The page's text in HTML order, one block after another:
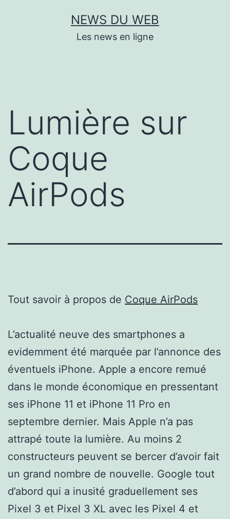
NEWS DU WEB
Les news en ligne
Lumière sur
Coque
AirPods
Tout savoir à propos de Coque AirPods
L’actualité neuve des smartphones a
evidemment été marquée par l’annonce des
éventuels iPhone. Apple a encore remué
dans le monde économique en pressentant
ses iPhone 11 et iPhone 11 Pro en
septembre dernier. Mais Apple n’a pas
attrapé toute la lumière. Au moins 2
constructeurs peuvent se bercer d’avoir fait
un grand nombre de nouvelle. Google tout
d’abord qui a inusité graduellement ses
Pixel 3 et Pixel 3 XL avec les Pixel 4 et